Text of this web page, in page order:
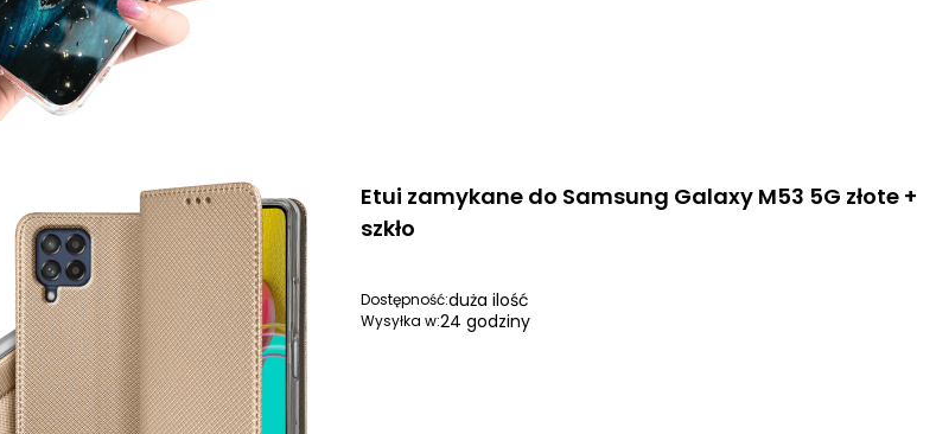
Etui zamykane do Samsung Galaxy M53 5G złote +
szkło
Dostępność:duża ilość
Wysyłka w:24 godziny